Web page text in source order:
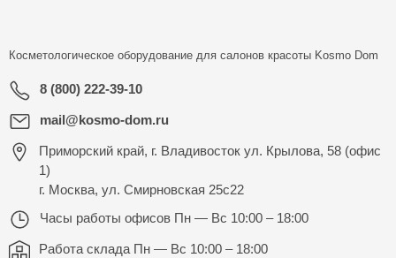
Косметологическое оборудование для салонов красоты Kosmo Dom
8 (800) 222-39-10
mail@kosmo-dom.ru
Приморский край, г. Владивосток ул. Крылова, 58 (офис
1)
г. Москва, ул. Смирновская 25с22
Часы работы офисов Пн — Вс 10:00 – 18:00
Работа склада Пн — Вс 10:00 – 18:00